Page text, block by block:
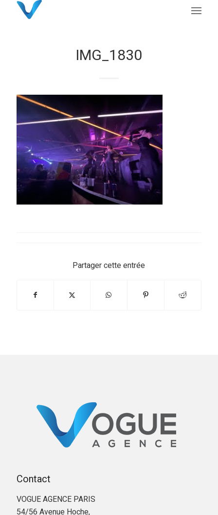
IMG_1830
Partager cette entrée
Contact
VOGUE AGENCE PARIS
54/56 Avenue Hoche,